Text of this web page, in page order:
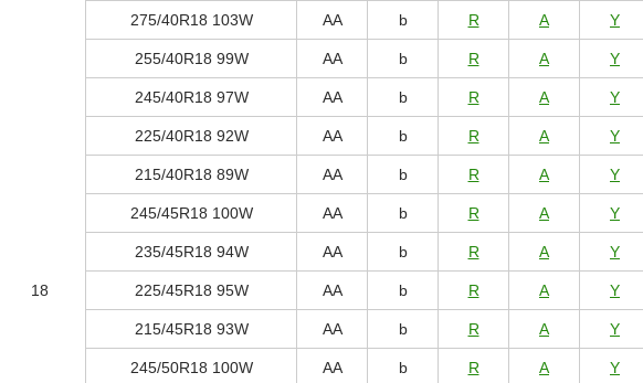
18
275/40R18 103W AA b R A Y
255/40R18 99W AA b R A Y
245/40R18 97W AA b R A Y
225/40R18 92W AA b R A Y
215/40R18 89W AA b R A Y
245/45R18 100W AA b R A Y
235/45R18 94W AA b R A Y
225/45R18 95W AA b R A Y
215/45R18 93W AA b R A Y
245/50R18 100W AA b R A Y